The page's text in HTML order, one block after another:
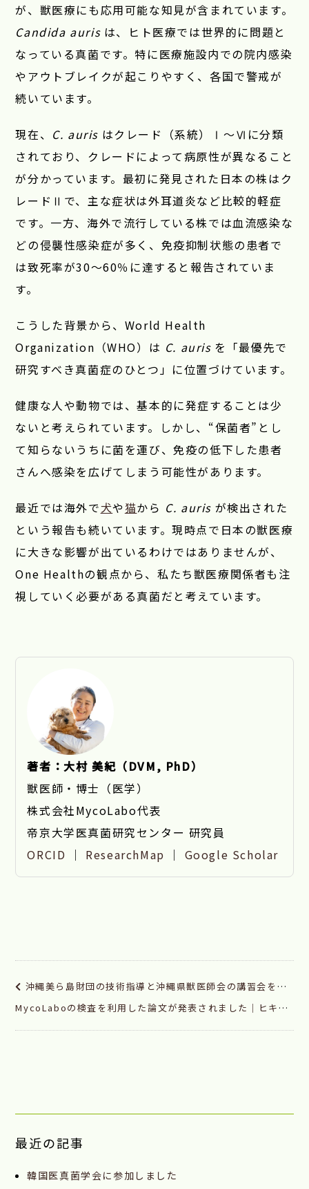
が、獣医療にも応用可能な知見が含まれています。
Candida aurisは、ヒト医療では世界的に問題と
なっている真菌です。特に医療施設内での院内感染
やアウトブレイクが起こりやすく、各国で警戒が
続いています。
現在、 C. auris はクレード（系統）Ⅰ〜Ⅵに分類
されており、クレードによって病原性が異なること
が分かっています。最初に発見された日本の株はク
レードⅡで、主な症状は外耳道炎など比較的軽症
です。一方、海外で流行している株では血流感染な
どの侵襲性感染症が多く、免疫抑制状態の患者で
は致死率が30〜60％に達すると報告されていま
す。
こうした背景から、 World Health
Organization （WHO）は C. aurisを「最優先で
研究すべき真菌症のひとつ」に位置づけています。
健康な人や動物では、基本的に発症することは少
ないと考えられています。しかし、“保菌者”とし
て知らないうちに菌を運び、免疫の低下した患者
さんへ感染を広げてしまう可能性があります。
最近では海外で犬や猫から C. auris が検出された
という報告も続いています。現時点で日本の獣医療
に大きな影響が出ているわけではありませんが、
One Healthの観点から、私たち獣医療関係者も注
視していく必要がある真菌だと考えています。
著者：大村 美紀（DVM, PhD）
獣医師・博士（医学）
株式会社MycoLabo代表
帝京大学医真菌研究センター 研究員
ORCID ｜ ResearchMap ｜ Google Scholar
沖縄美ら島財団の技術指導と沖縄県獣医師会の講習会を行いました
MycoLaboの検査を利用した論文が発表されました｜ヒキガエルの皮膚病変から分離された新種のムーコル属菌、Protoellisomyces batrachophilus
最近の記事
韓国医真菌学会に参加しました